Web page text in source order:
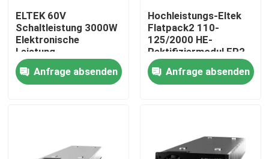
Nach Hause
Kontakte
ELTEK 60V
Schaltleistung 3000W
Elektronische
Leistung
Telekommunikation
ELTEK Flatpack2
60/3000 SHE
Anfrage absenden
Hochleistungs-Eltek
Flatpack2 110-
125/2000 HE-
Rektifiziermodul FP2
110/2000 HE WOR
Teilnummer
241115.805
Anfrage absenden